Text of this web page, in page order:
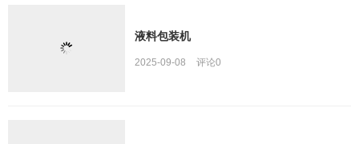
液料包装机
2025-09-08 评论0